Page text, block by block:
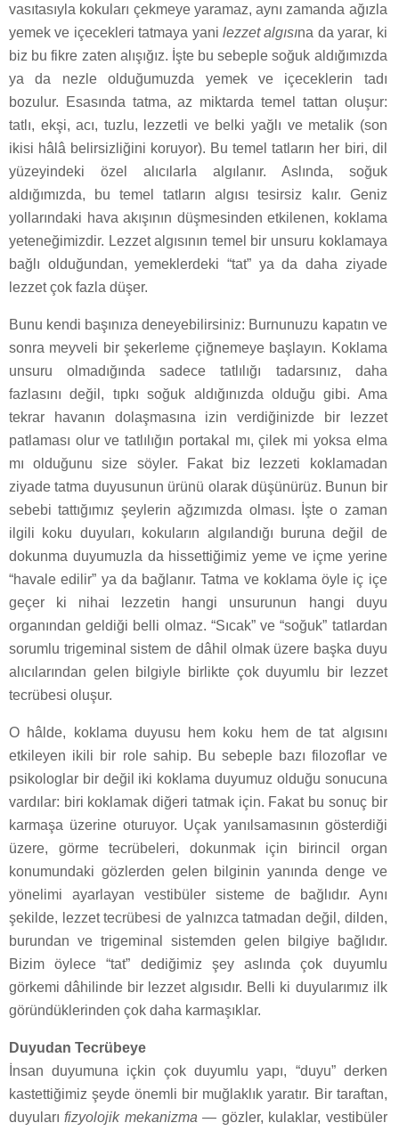
vasıtasıyla kokuları çekmeye yaramaz, aynı zamanda ağızla
yemek ve içecekleri tatmaya yanilezzet algısına da yarar, ki
biz bu fikre zaten alışığız. İşte bu sebeple soğuk aldığımızda
ya da nezle olduğumuzda yemek ve içeceklerin tadı
bozulur. Esasında tatma, az miktarda temel tattan oluşur:
tatlı, ekşi, acı, tuzlu, lezzetli ve belki yağlı ve metalik (son
ikisi hâlâ belirsizliğini koruyor). Bu temel tatların her biri, dil
yüzeyindeki özel alıcılarla algılanır. Aslında, soğuk
aldığımızda, bu temel tatların algısı tesirsiz kalır. Geniz
yollarındaki hava akışının düşmesinden etkilenen, koklama
yeteneğimizdir. Lezzet algısının temel bir unsuru koklamaya
bağlı olduğundan, yemeklerdeki “tat” ya da daha ziyade
lezzet çok fazla düşer.
Bunu kendi başınıza deneyebilirsiniz: Burnunuzu kapatın ve
sonra meyveli bir şekerleme çiğnemeye başlayın. Koklama
unsuru olmadığında sadece tatlılığı tadarsınız, daha
fazlasını değil, tıpkı soğuk aldığınızda olduğu gibi. Ama
tekrar havanın dolaşmasına izin verdiğinizde bir lezzet
patlaması olur ve tatlılığın portakal mı, çilek mi yoksa elma
mı olduğunu size söyler. Fakat biz lezzeti koklamadan
ziyade tatma duyusunun ürünü olarak düşünürüz. Bunun bir
sebebi tattığımız şeylerin ağzımızda olması. İşte o zaman
ilgili koku duyuları, kokuların algılandığı buruna değil de
dokunma duyumuzla da hissettiğimiz yeme ve içme yerine
“havale edilir” ya da bağlanır. Tatma ve koklama öyle iç içe
geçer ki nihai lezzetin hangi unsurunun hangi duyu
organından geldiği belli olmaz. “Sıcak” ve “soğuk” tatlardan
sorumlu trigeminal sistem de dâhil olmak üzere başka duyu
alıcılarından gelen bilgiyle birlikte çok duyumlu bir lezzet
tecrübesi oluşur.
O hâlde, koklama duyusu hem koku hem de tat algısını
etkileyen ikili bir role sahip. Bu sebeple bazı filozoflar ve
psikologlar bir değil iki koklama duyumuz olduğu sonucuna
vardılar: biri koklamak diğeri tatmak için. Fakat bu sonuç bir
karmaşa üzerine oturuyor. Uçak yanılsamasının gösterdiği
üzere, görme tecrübeleri, dokunmak için birincil organ
konumundaki gözlerden gelen bilginin yanında denge ve
yönelimi ayarlayan vestibüler sisteme de bağlıdır. Aynı
şekilde, lezzet tecrübesi de yalnızca tatmadan değil, dilden,
burundan ve trigeminal sistemden gelen bilgiye bağlıdır.
Bizim öylece “tat” dediğimiz şey aslında çok duyumlu
görkemi dâhilinde bir lezzet algısıdır. Belli ki duyularımız ilk
göründüklerinden çok daha karmaşıklar.
Duyudan Tecrübeye
İnsan duyumuna içkin çok duyumlu yapı, “duyu” derken
kastettiğimiz şeyde önemli bir muğlaklık yaratır. Bir taraftan,
duyularıfizyolojik mekanizma — gözler, kulaklar, vestibüler